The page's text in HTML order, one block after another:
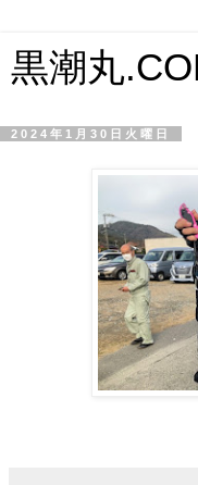
黒潮丸
2024年1月30日火曜日